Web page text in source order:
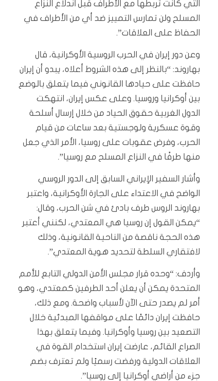
التي كانت تربطها مع الأطراف قبل اندلاع النزاع
المسلح ولن تمارس التمييز ضد أي من الأطراف في
الحفاظ على العلاقات”.
وعن دور إيران في الحرب الروسية الأوكرانية، قال
بهاروند: “بالنظر إلى هذه الشروط أعلاه، يبدو أن إيران
حافظت على حيادها القانوني فيما يتعلق بالوضع
بين أوكرانيا وروسيا. وعلى عكس إيران، انتهكت
الدول الغربية حقوق الحياد من خلال إرسال أسلحة
وقوة عسكرية ولوجستية بعد ساعات من قيام
الحرب، وفرض عقوبات على روسيا، الأمر الذي جعل
منها طرفًا في النزاع المسلح مع روسيا”.
وأشار السفير الإيراني السابق إلى الدور الروسي
الواضح في الاعتداء على الجارة الأوكرانية، واعتبر
بهاروند الروس طرف بادئ في شن الحرب، وقال:
“يمكن القول إن روسيا هي المعتدي، لكنني أعتبر
هذه الحجة ناقصة من الناحية القانونية، وذلك
لافتقاري السلطة لتحديد هوية المعتدي”.
وأردف: “وحده قرار مجلس الأمن الدولي التابع للأمم
المتحدة يمكن أن يعلن أحد الطرفين كمعتدي، وهو
أمر لم يصدر حتى الآن لأسباب واضحة. ومع ذلك،
حافظت إيران دائمًا على مواقفها المبدئية خلال
التصعيد بين روسيا وأوكرانيا. وفيما يتعلق بهذا
الصراع القائم، عارضت إيران استخدام القوة في
العلاقات الدولية ورفضت رسميًا ولم تعترف بضم
جزء من أراضي أوكرانيا إلى روسيا”.